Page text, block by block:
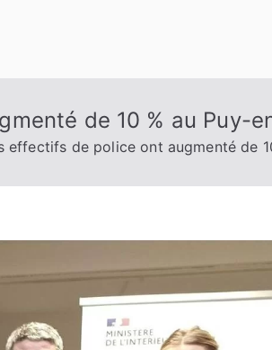
de 10 % au Puy-
effectifs de police ont augmenté de